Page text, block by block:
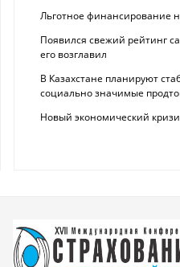
Льготное финансирование
Появился свежий рейтинг
его возглавил
В Казахстане планируют
социально значимые
Новый экономический